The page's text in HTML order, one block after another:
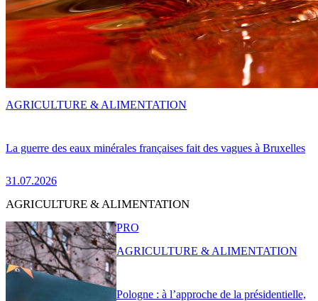
La guerre des eaux minérales françaises fait des vagues à Bruxelles
31.07.2026
AGRICULTURE & ALIMENTATION
AGRICULTURE & ALIMENTATION
Pologne : à l’approche de la présidentielle,
PRO
AGRICULTURE & ALIMENTATION